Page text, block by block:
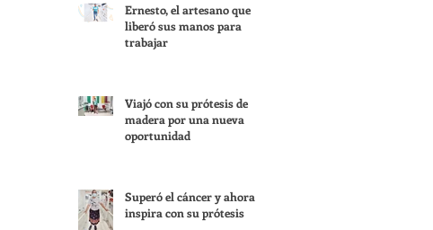
Ernesto, el artesano que
liberó sus manos para
trabajar
Viajó con su prótesis de
madera por una nueva
oportunidad
Superó el cáncer y ahora
inspira con su prótesis